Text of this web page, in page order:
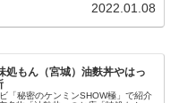
2022.01.08
処もん（宮城）油麩丼やはっ
「秘密のケンミンSHOW極」で紹介